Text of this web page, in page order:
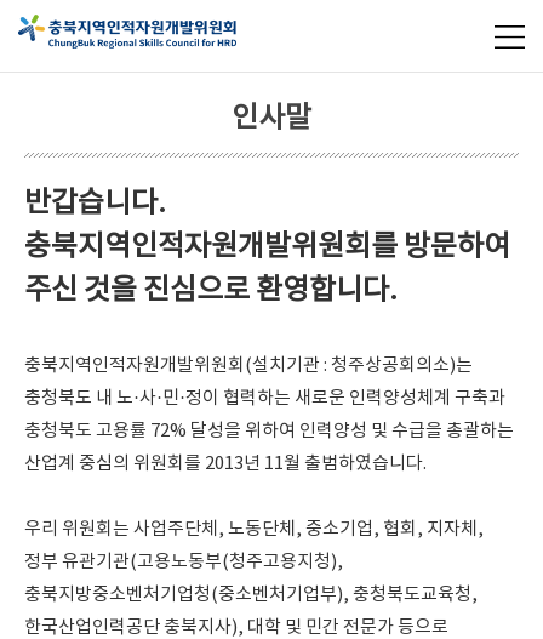
인사말
반갑습니다.
충북지역인적자원개발위원회를 방문하여
주신 것을 진심으로 환영합니다.
충북지역인적자원개발위원회(설치기관 : 청주상공회의소)는
충청북도 내 노·사·민·정이 협력하는 새로운 인력양성체계 구축과
충청북도 고용률 72% 달성을 위하여 인력양성 및 수급을 총괄하는
산업계 중심의 위원회를 2013년 11월 출범하였습니다.
우리 위원회는 사업주단체, 노동단체, 중소기업, 협회, 지자체,
정부 유관기관(고용노동부(청주고용지청),
충북지방중소벤처기업청(중소벤처기업부), 충청북도교육청,
한국산업인력공단 충북지사), 대학 및 민간 전문가 등으로